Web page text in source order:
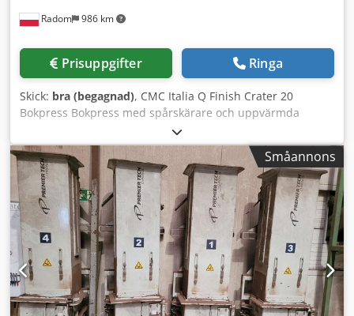
Radom 986 km
Prisuppgifter Ringa
Skick: bra (begagnad), CMC Italia Q Finish Crater 20
Bokpress Bokpress med spårskärare och uppvärmda
pressplåtar. Crodpfezmu N Rex Ac Isf Tillverkad av CMC,
Italien. Tekniska specifikationer: Maxformat: 420 x 500 x 80
mm Vikt: 420 kg Tryck: 5000 kg Inbyggd hydraulenhet.
Automatisk bokmatning. Automatisk formatigenkänning.
Elanslutning: 380V + tryckluft.
Småannons